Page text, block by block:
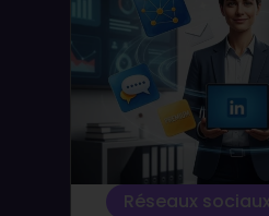
Réseaux sociaux